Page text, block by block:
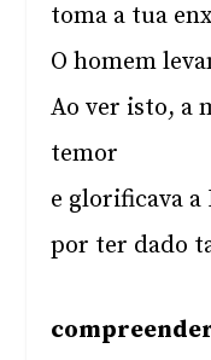
toma a tua
O homem
Ao ver isto, a
temor
e glorificava a
por ter dado